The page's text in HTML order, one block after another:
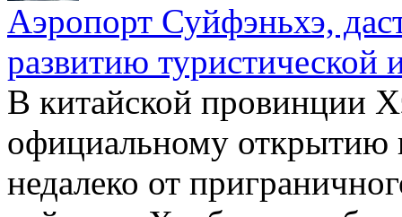
Аэропорт Суйфэньхэ,
развитию туристической
В китайской провинции
официальному открытию
недалеко от